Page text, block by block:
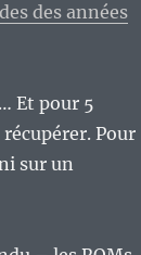
des années
Et pour 5
Pour
sur un